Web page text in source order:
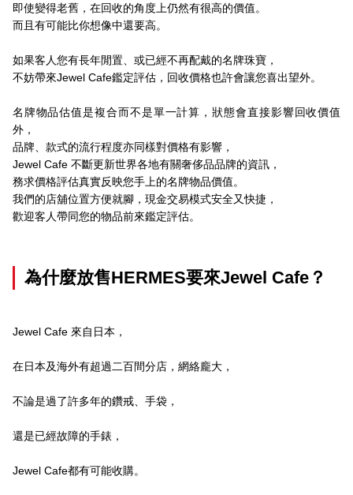
即使變得老舊，在回收的角度上仍然有很高的價值。
而且有可能比你想像中還要高。
如果客人您有長年閒置、或已經不再配戴的名牌珠寶，
不妨帶來Jewel Cafe鑑定評估，回收價格也許會讓您喜出望外。
名牌物品估值是複合而不是單一計算，狀態會直接影響回收價值
外，
品牌、款式的流行程度亦同樣對價格有影響，
Jewel Cafe 不斷更新世界各地有關奢侈品品牌的資訊，
務求價格評估真實反映您手上的名牌物品價值。
我們的店舖位置方便就腳，現金交易模式安全又快捷，
歡迎客人帶同您的物品前來鑑定評估。
為什麼放售HERMES要來Jewel Cafe？
Jewel Cafe 來自日本，
在日本及海外有超過二百間分店，網絡龐大，
不論是過了許多年的鑽戒、手袋，
還是已經故障的手錶，
Jewel Cafe都有可能收購。